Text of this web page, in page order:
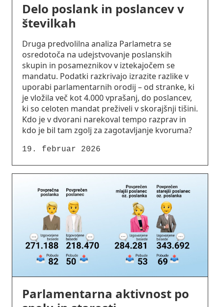
Delo poslank in poslancev v
številkah
Druga predvolilna analiza Parlametra se
osredotoča na udejstvovanje poslanskih
skupin in posameznikov v iztekajočem se
mandatu. Podatki razkrivajo izrazite razlike v
uporabi parlamentarnih orodij – od stranke, ki
je vložila več kot 4.000 vprašanj, do poslancev,
ki so celoten mandat preživeli v skorajšnji tišini.
Kdo je v dvorani narekoval tempo razprav in
kdo je bil tam zgolj za zagotavljanje kvoruma?
19. februar 2026
Parlamentarna aktivnost po